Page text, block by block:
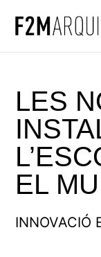
LES
EL
INNOVACIÓ